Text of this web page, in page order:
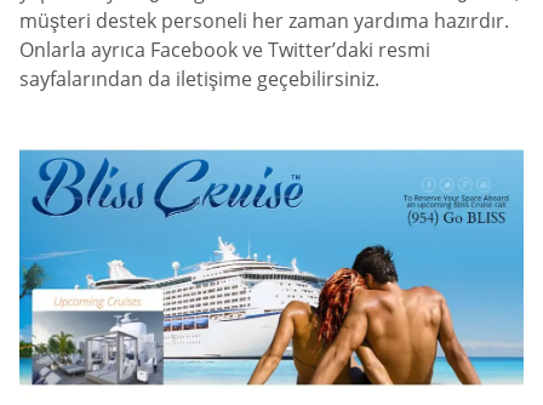
müşteri destek personeli her zaman yardıma hazırdır.
Onlarla ayrıca Facebook ve Twitter’daki resmi
sayfalarından da iletişime geçebilirsiniz.